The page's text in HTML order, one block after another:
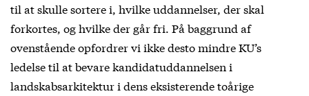
til at skulle sortere i, hvilke uddannelser, der skal
forkortes, og hvilke der går fri. På baggrund af
ovenstående opfordrer vi ikke desto mindre KU’s
ledelse til at bevare kandidatuddannelsen i
landskabsarkitektur i dens eksisterende toårige